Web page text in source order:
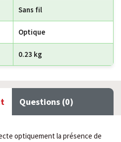
Sans fil
Optique
0.23 kg
Questions (0)
optiquement la présence de